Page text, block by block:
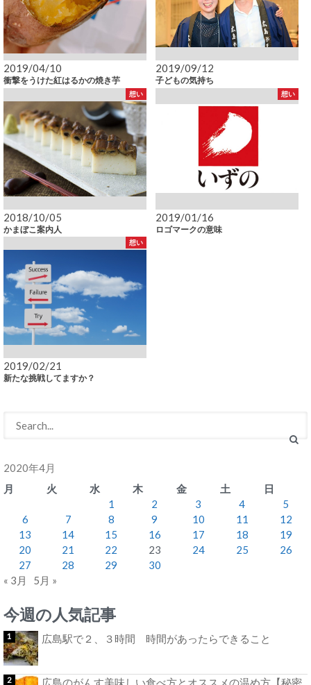
2019/04/10
衝撃をうけた紅はるかの焼き芋
2019/09/12
子どもの気持ち
想い
2018/10/05
かまぼこ案内人
想い
2019/01/16
ロゴマークの意味
想い
2019/02/21
新たな挑戦してますか？
2020年4月
月
火 水 木 金 土
日
1
2 3 4
5
6
7 8 9 10 11
12
13
14 15 16 17 18
19
20
21 22 23 24 25
26
27
28 29
30
« 3月
5月 »
今週の人気記事
広島駅で２、３時間 時間があったらできること
広島のがんす美味しい食べ方とオススメの温め方【秘密